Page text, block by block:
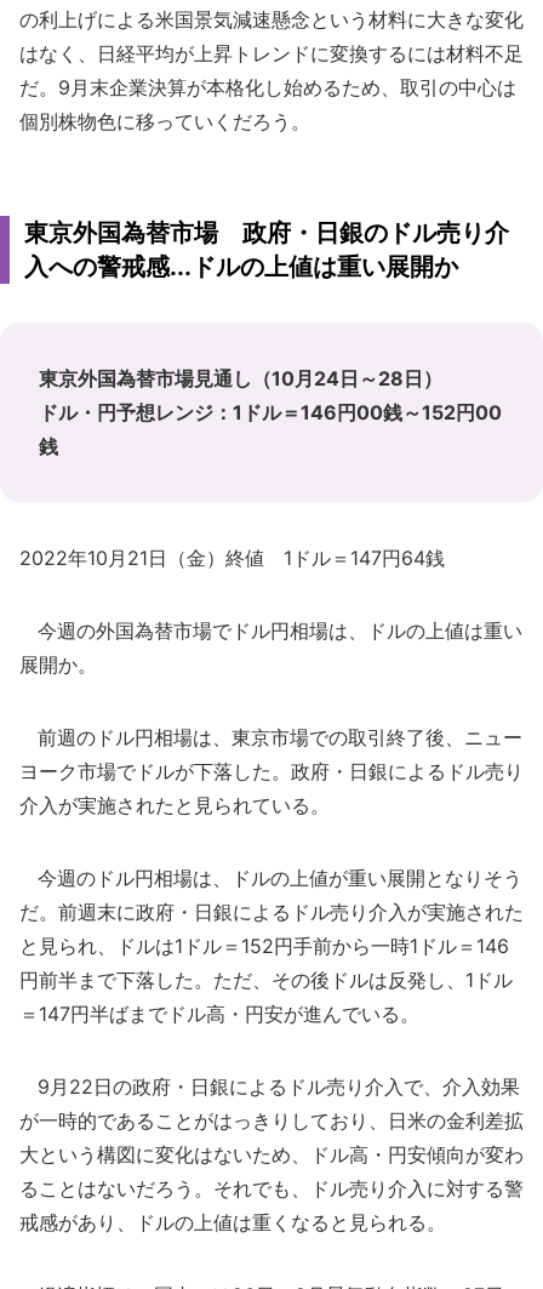
の利上げによる米国景気減速懸念という材料に大きな変化
はなく、日経平均が上昇トレンドに変換するには材料不足
だ。9月末企業決算が本格化し始めるため、取引の中心は
個別株物色に移っていくだろう。
東京外国為替市場 政府・日銀のドル売り介
入への警戒感...ドルの上値は重い展開か
東京外国為替市場見通し（10月24日～28日）
ドル・円予想レンジ：1ドル＝146円00銭～152円00
銭
2022年10月21日（金）終値 1ドル＝147円64銭
今週の外国為替市場でドル円相場は、ドルの上値は重い
展開か。
前週のドル円相場は、東京市場での取引終了後、ニュー
ヨーク市場でドルが下落した。政府・日銀によるドル売り
介入が実施されたと見られている。
今週のドル円相場は、ドルの上値が重い展開となりそう
だ。前週末に政府・日銀によるドル売り介入が実施された
と見られ、ドルは1ドル＝152円手前から一時1ドル＝146
円前半まで下落した。ただ、その後ドルは反発し、1ドル
＝147円半ばまでドル高・円安が進んでいる。
9月22日の政府・日銀によるドル売り介入で、介入効果
が一時的であることがはっきりしており、日米の金利差拡
大という構図に変化はないため、ドル高・円安傾向が変わ
ることはないだろう。それでも、ドル売り介入に対する警
戒感があり、ドルの上値は重くなると見られる。